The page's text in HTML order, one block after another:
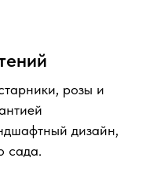
розы и
дизайн,
сада.